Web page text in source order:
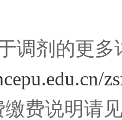
调剂的更
缴费说明请